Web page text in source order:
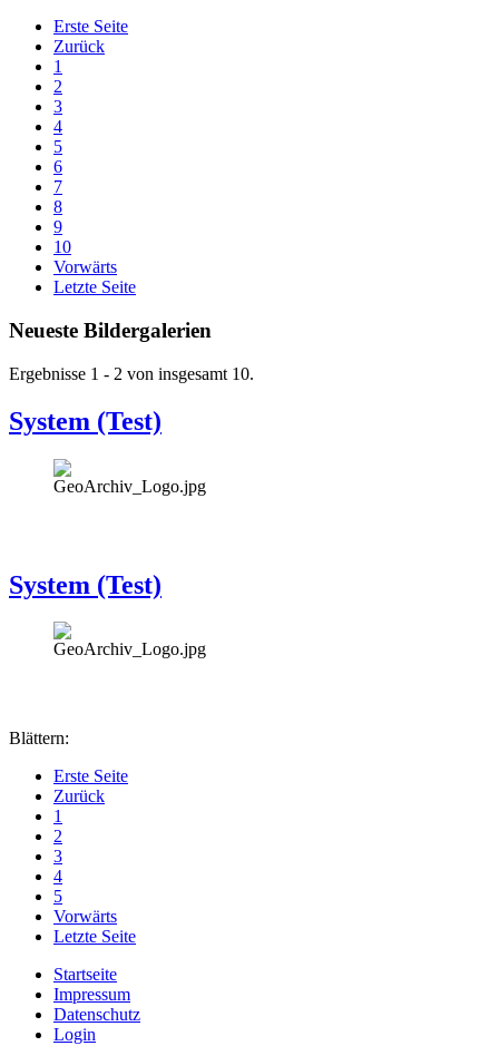
Erste Seite
Zurück
1
2
3
4
5
6
7
8
9
10
Vorwärts
Letzte Seite
Neueste Bildergalerien
Ergebnisse 1 - 2 von insgesamt 10.
System (Test)
System (Test)
Blättern:
Erste Seite
Zurück
1
2
3
4
5
Vorwärts
Letzte Seite
Startseite
Impressum
Datenschutz
Login